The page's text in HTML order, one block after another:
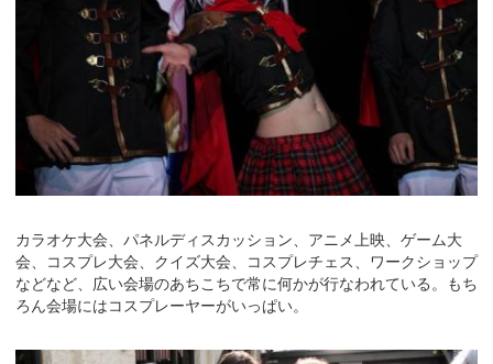
カラオケ大会、パネルディスカッション、アニメ上映、ゲーム大
会、コスプレ大会、クイズ大会、コスプレチェス、ワークショップ
などなど、広い会場のあちこちで常に何かが行なわれている。もち
ろん会場にはコスプレーヤーがいっぱい。